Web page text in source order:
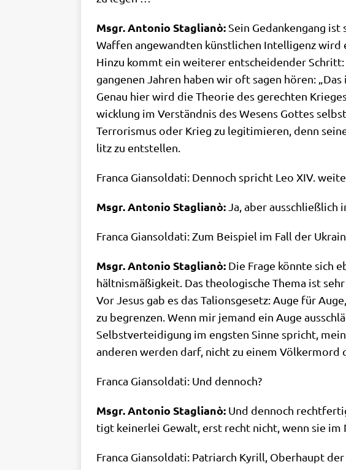
Msgr. Anto­nio Sta­glianò: Sein Gedan­ken­gang
Waf­fen ange­wand­ten künst­li­chen Intel­li­genz wird
Hin­zu kommt ein wei­te­rer ent­schei­den­der
gan­ge­nen Jah­ren haben wir oft sagen hören:
Genau hier wird die Theo­rie des gerech­ten
wick­lung im Ver­ständ­nis des Wesens Got­tes
Ter­ro­ris­mus oder Krieg zu legi­ti­mie­ren, denn
litz zu entstellen.
Fran­ca Gian­sol­da­ti: Den­noch spricht Leo XIV.
Msgr. Anto­nio Sta­glianò: Ja, aber aus­schließ­lich
Fran­ca Gian­sol­da­ti: Zum Bei­spiel im Fall der
Msgr. Anto­nio Sta­glianò: Die Fra­ge könn­te sich
hält­nis­mä­ßig­keit. Das theo­lo­gi­sche The­ma ist
Vor Jesus gab es das Tali­ons­ge­setz: Auge für
zu begren­zen. Wenn mir jemand ein Auge
Selbst­ver­tei­di­gung im eng­sten Sin­ne spricht,
ande­ren wer­den darf, nicht zu einem Völ­ker­mord
Fran­ca Gian­sol­da­ti: Und dennoch?
Msgr. Anto­nio Sta­glianò: Und den­noch
tigt kei­ner­lei Gewalt, erst recht nicht, wenn sie im
Fran­ca Gian­sol­da­ti: Patri­arch Kyrill, Ober­haupt